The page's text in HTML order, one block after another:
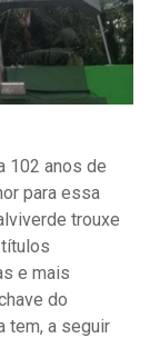
102 anos de
para essa
trouxe
e mais
do
tem, a seguir